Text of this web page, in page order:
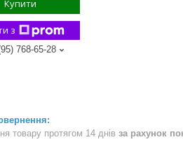
Купити
з
768-65-28
товару протягом 14 днів за рахунок